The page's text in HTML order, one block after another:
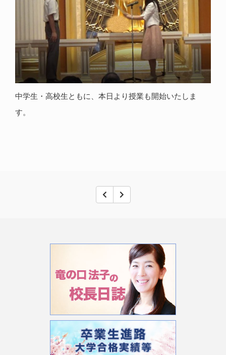
中学生・高校生ともに、本日より授業も開始いたしま
す。